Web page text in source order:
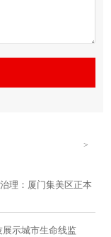
>
理：厦门集美区正本
示城市生命线监